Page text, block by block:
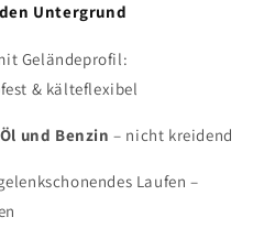
Untergrund
Geländeprofil:
& kälteflexibel
und Benzin – nicht kreidend
Laufen –